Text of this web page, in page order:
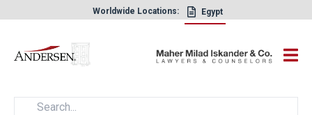
Worldwide Locations: Egypt
×